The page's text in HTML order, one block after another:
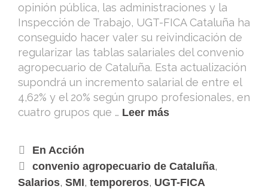
opinión pública, las administraciones y la
Inspección de Trabajo, UGT-FICA Cataluña ha
conseguido hacer valer su reivindicación de
regularizar las tablas salariales del convenio
agropecuario de Cataluña. Esta actualización
supondrá un incremento salarial de entre el
4,62% ​​y el 20% según grupo profesionales, en
cuatro grupos que … Leer más
En Acción
convenio agropecuario de Cataluña,
Salarios, SMI, temporeros, UGT-FICA